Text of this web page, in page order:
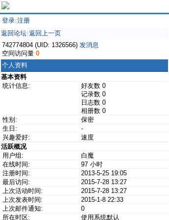
登录 注册
返回论坛 返回上一页
742774804 (UID: 1326566) 发消息
空间访问量 0
个人资料
基本资料
统计信息:
好友数 0
记录数 0
日志数 0
相册数 0
性别:
保密
生日:
-
兴趣爱好:
速度
活跃概况
用户组:
白魔
在线时间:
97 小时
注册时间:
2013-5-25 19:05
最后访问:
2015-7-28 13:27
上次活动时间:
2015-7-28 13:27
上次发表时间:
2015-1-8 22:33
上次邮件通知:
0
所在时区:
使用系统默认